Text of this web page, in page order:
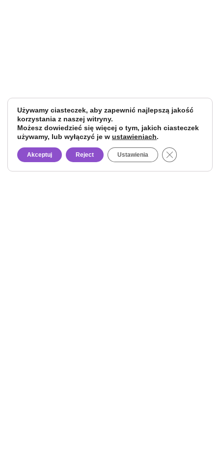
Używamy ciasteczek, aby zapewnić najlepszą jakość
korzystania z naszej witryny.
Możesz dowiedzieć się więcej o tym, jakich ciasteczek
używamy, lub wyłączyć je w ustawieniach.
Akceptuj Reject Ustawienia Close GDPR